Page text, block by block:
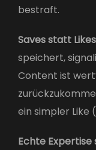
bestraft.
Saves statt
speichert,
Content ist
ein simpler Like (
Echte